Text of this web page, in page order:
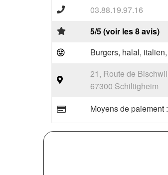
03.88.19.97.16
5/5 (voir les 8 avis)
Burgers, halal,
21, Route de
67300 Schiltigheim
Moyens de paiement :